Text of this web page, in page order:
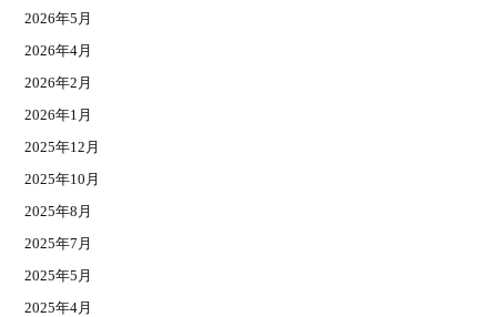
2026年5月
2026年4月
2026年2月
2026年1月
2025年12月
2025年10月
2025年8月
2025年7月
2025年5月
2025年4月